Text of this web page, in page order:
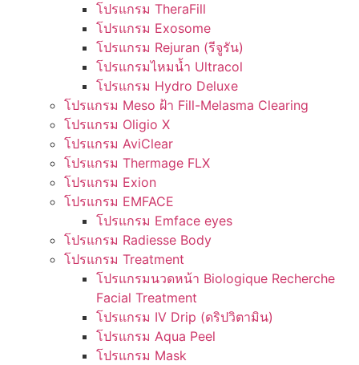
โปรแกรม TheraFill
โปรแกรม Exosome
โปรแกรม Rejuran (รีจูรัน)
โปรแกรมไหมน้ำ Ultracol
โปรแกรม Hydro Deluxe
โปรแกรม Meso ฝ้า Fill-Melasma Clearing
โปรแกรม Oligio X
โปรแกรม AviClear
โปรแกรม Thermage FLX
โปรแกรม Exion
โปรแกรม EMFACE
โปรแกรม Emface eyes
โปรแกรม Radiesse Body
โปรแกรม Treatment
โปรแกรมนวดหน้า Biologique Recherche
Facial Treatment
โปรแกรม IV Drip (ดริปวิตามิน)
โปรแกรม Aqua Peel
โปรแกรม Mask